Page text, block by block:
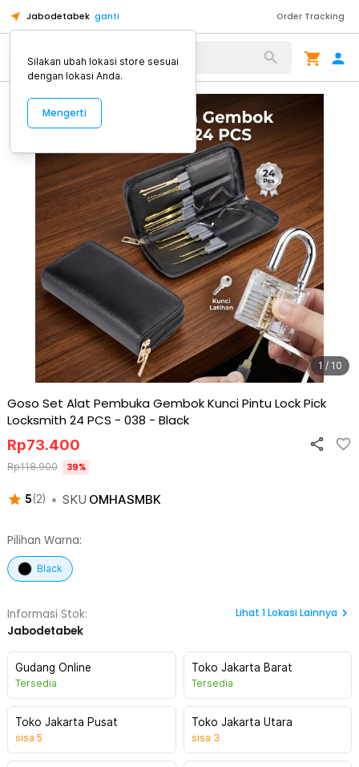
Jabodetabek ganti Order Tracking
Alat Kopi
1 / 10
Goso Set Alat Pembuka Gembok Kunci Pintu Lock Pick
Locksmith 24 PCS - 038 - Black
5(2) • SKU OMHASMBK
Rp73.400
Rp118.900 39%
Pilihan Warna:
Black
Informasi Stok:
Jabodetabek
Lihat 1Lokasi Lainnya
Gudang Online
Tersedia
Toko Jakarta Barat
Tersedia
Toko Jakarta Pusat
sisa 5
Toko Jakarta Utara
sisa 3
Silakan ubah lokasi store sesuai
dengan lokasi Anda.
Mengerti